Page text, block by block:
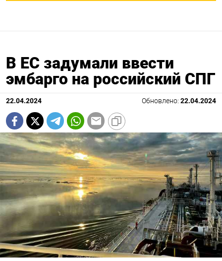
В ЕС задумали ввести
эмбарго на российский СПГ
22.04.2024 Обновлено: 22.04.2024